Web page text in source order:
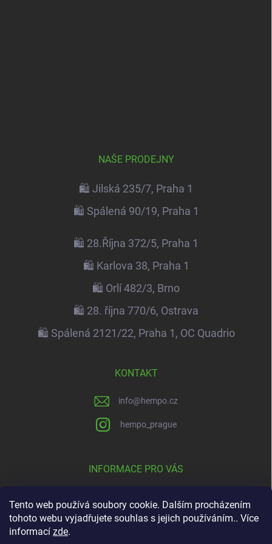
Tento web používá soubory cookie. Dalším procházením
tohoto webu vyjadřujete souhlas s jejich používáním.. Více
informací zde.
NAŠE PRODEJNY
🛍️ Jilská 235/7, Praha 1
🛍️ Spálená 90/19, Praha 1
🛍️ 28.Října 372/5, Praha 1
🛍️ Karlova 38, Praha 1
🛍️ Orlí 482/3, Brno
🛍️ 28. října 770/6, Ostrava
🛍️ Spálená 2121/22, Praha 1, OC Quadrio
KONTAKT
info@hempo.cz
hempo_prague
INFORMACE PRO VÁS
📚 Podmínky ochrany osobních údajů